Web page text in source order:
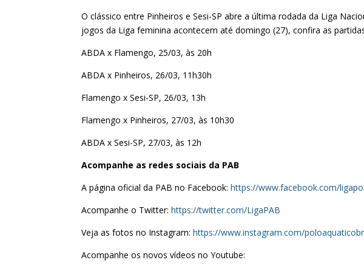
O clássico entre Pinheiros e Sesi-SP abre a última rodada da Liga
jogos da Liga feminina acontecem até domingo (27), confira as
ABDA x Flamengo, 25/03, às 20h
ABDA x Pinheiros, 26/03, 11h30h
Flamengo x Sesi-SP, 26/03, 13h
Flamengo x Pinheiros, 27/03, às 10h30
ABDA x Sesi-SP, 27/03, às 12h
Acompanhe as redes sociais da PAB
A página oficial da PAB no Facebook:https://www.facebook.com/
Acompanhe o Twitter:https://twitter.com/LigaPAB
Veja as fotos no Instagram:https://www.instagram.com/
Acompanhe os novos vídeos no Youtube: